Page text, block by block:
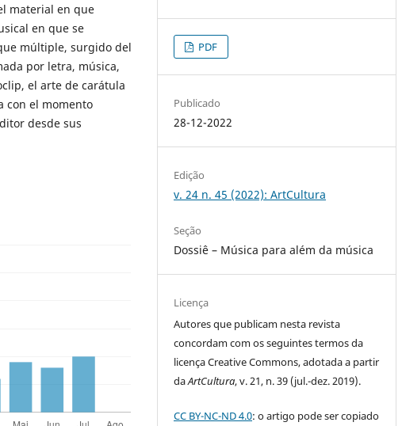
material en que
en que se
múltiple, surgido del
por letra, música,
el arte de carátula
con el momento
desde sus
PDF
Publicado
28-12-2022
Edição
v. 24 n. 45 (2022): ArtCultura
Seção
Dossiê – Música para além da música
Licença
Autores que publicam nesta revista
concordam com os seguintes termos da
licença Creative Commons, adotada a partir
daArtCultura, v. 21, n. 39 (jul.-dez. 2019).
CC BY-NC-ND 4.0: o artigo pode ser copiado